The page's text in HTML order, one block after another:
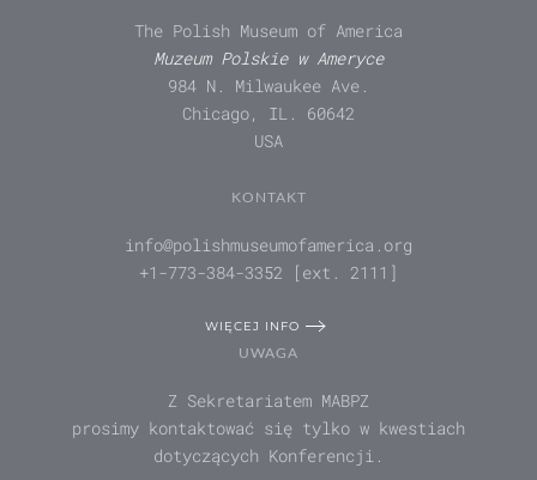
The Polish Museum of America
Muzeum Polskie w Ameryce
984 N. Milwaukee Ave.
Chicago, IL. 60642
USA
KONTAKT
info@polishmuseumofamerica.org
+1-773-384-3352 [ext. 2111]
WIĘCEJ INFO
UWAGA
Z Sekretariatem MABPZ
prosimy kontaktować się tylko w kwestiach
dotyczących Konferencji.